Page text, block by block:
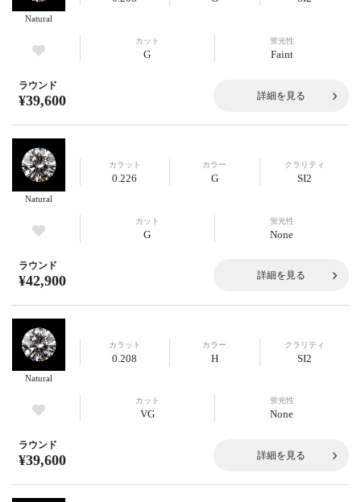
Natural
カット
G
蛍光性
Faint
ラウンド
¥39,600 詳細を見る
Natural
カラット
0.226
カラー
G
クラリティ
SI2
カット
G
蛍光性
None
ラウンド
¥42,900 詳細を見る
Natural
カラット
0.208
カラー
H
クラリティ
SI2
カット
VG
蛍光性
None
ラウンド
¥39,600 詳細を見る